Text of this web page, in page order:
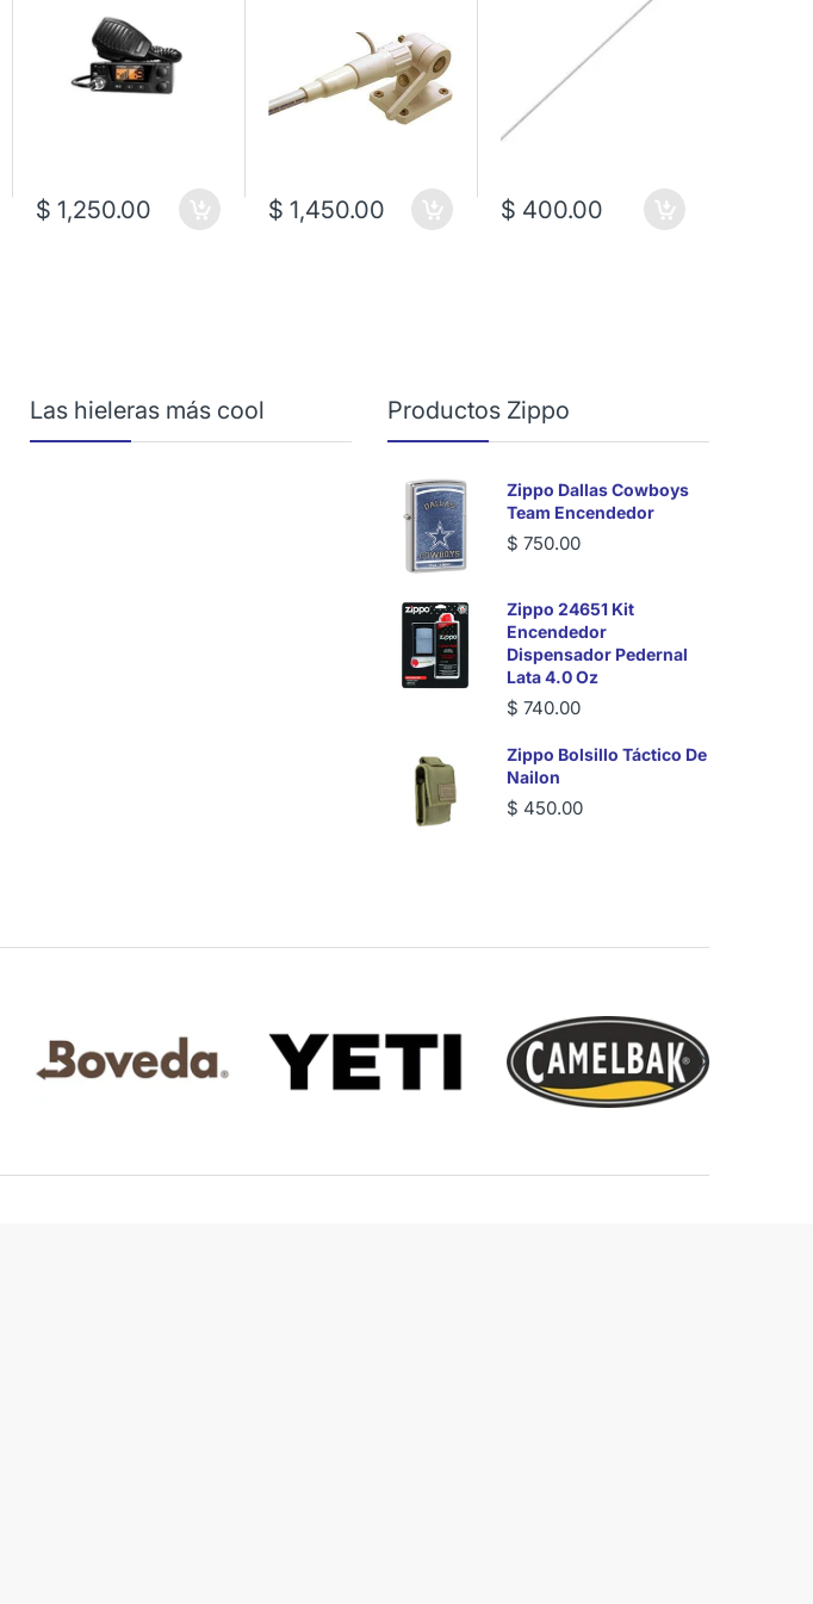
$ 1,250.00 $ 1,450.00 $ 400.00
Las hieleras más cool Productos Zippo
Zippo Dallas Cowboys
Team Encendedor
$ 750.00
Zippo 24651 Kit
Encendedor
Dispensador Pedernal
Lata 4.0 Oz
$ 740.00
Zippo Bolsillo Táctico De
Nailon
$ 450.00